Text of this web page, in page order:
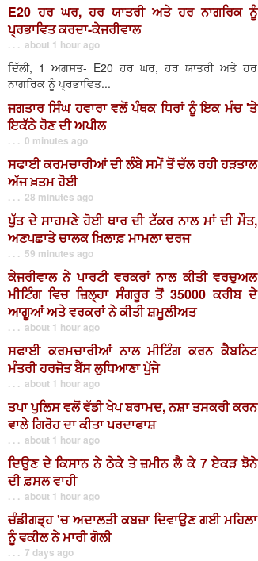
E20 ਹਰ ਘਰ, ਹਰ ਯਾਤਰੀ ਅਤੇ ਹਰ ਨਾਗਰਿਕ ਨੂੰ
ਪ੍ਰਭਾਵਿਤ ਕਰਦਾ-ਕੇਜਰੀਵਾਲ
. . . about 1 hour ago
ਦਿੱਲੀ, 1 ਅਗਸਤ- E20 ਹਰ ਘਰ, ਹਰ ਯਾਤਰੀ ਅਤੇ ਹਰ
ਨਾਗਰਿਕ ਨੂੰ ਪ੍ਰਭਾਵਿਤ...
ਜਗਤਾਰ ਸਿੰਘ ਹਵਾਰਾ ਵਲੋਂ ਪੰਥਕ ਧਿਰਾਂ ਨੂੰ ਇਕ ਮੰਚ 'ਤੇ
ਇਕੱਠੇ ਹੋਣ ਦੀ ਅਪੀਲ
. . . 0 minutes ago
ਸਫਾਈ ਕਰਮਚਾਰੀਆਂ ਦੀ ਲੰਬੇ ਸਮੇਂ ਤੋਂ ਚੱਲ ਰਹੀ ਹੜਤਾਲ
ਅੱਜ ਖ਼ਤਮ ਹੋਈ
. . . 28 minutes ago
ਪੁੱਤ ਦੇ ਸਾਹਮਣੇ ਹੋਈ ਥਾਰ ਦੀ ਟੱਕਰ ਨਾਲ ਮਾਂ ਦੀ ਮੌਤ,
ਅਣਪਛਾਤੇ ਚਾਲਕ ਖ਼ਿਲਾਫ਼ ਮਾਮਲਾ ਦਰਜ
. . . 59 minutes ago
ਕੇਜਰੀਵਾਲ ਨੇ ਪਾਰਟੀ ਵਰਕਰਾਂ ਨਾਲ ਕੀਤੀ ਵਰਚੁਅਲ
ਮੀਟਿੰਗ ਵਿਚ ਜ਼ਿਲ੍ਹਾ ਸੰਗਰੂਰ ਤੋਂ 35000 ਕਰੀਬ ਦੇ
ਆਗੂਆਂ ਅਤੇ ਵਰਕਰਾਂ ਨੇ ਕੀਤੀ ਸ਼ਮੂਲੀਅਤ
. . . about 1 hour ago
ਸਫਾਈ ਕਰਮਚਾਰੀਆਂ ਨਾਲ ਮੀਟਿੰਗ ਕਰਨ ਕੈਬਨਿਟ
ਮੰਤਰੀ ਹਰਜੋਤ ਬੈਂਸ ਲੁਧਿਆਣਾ ਪੁੱਜੇ
. . . about 1 hour ago
ਤਪਾ ਪੁਲਿਸ ਵਲੋਂ ਵੱਡੀ ਖੇਪ ਬਰਾਮਦ, ਨਸ਼ਾ ਤਸਕਰੀ ਕਰਨ
ਵਾਲੇ ਗਿਰੋਹ ਦਾ ਕੀਤਾ ਪਰਦਾਫਾਸ਼
. . . about 1 hour ago
ਦਿਉਣ ਦੇ ਕਿਸਾਨ ਨੇ ਠੇਕੇ ਤੇ ਜ਼ਮੀਨ ਲੈ ਕੇ 7 ਏਕੜ ਝੋਨੇ
ਦੀ ਫ਼ਸਲ ਵਾਹੀ
. . . about 1 hour ago
ਚੰਡੀਗੜ੍ਹ 'ਚ ਅਦਾਲਤੀ ਕਬਜ਼ਾ ਦਿਵਾਉਣ ਗਈ ਮਹਿਲਾ
ਨੂੰ ਵਕੀਲ ਨੇ ਮਾਰੀ ਗੋਲੀ
. . . 7 days ago